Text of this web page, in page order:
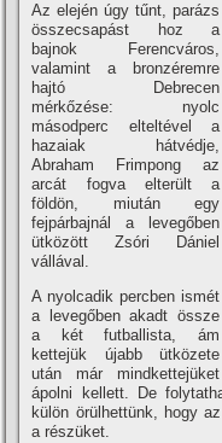
Az elején úgy tűnt, parázs
összecsapást hoz a
bajnok Ferencváros,
valamint a bronzéremre
hajtó Debrecen
mérkőzése: nyolc
másodperc elteltével a
hazaiak hátvédje,
Abraham Frimpong az
arcát fogva elterült a
földön, miután egy
fejpárbajnál a levegőben
ütközött Zsóri Dániel
vállával.
A nyolcadik percben ismét
a levegőben akadt össze
a két futballista, ám
kettejük újabb ütközete
után már mindkettejüket
ápolni kellett. De
külön örülhettünk, hogy
a részüket.